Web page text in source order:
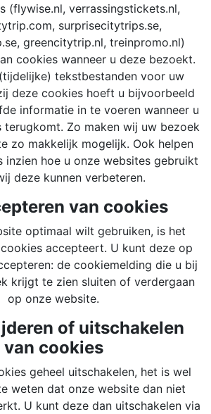
(flywise.nl, verrassingstickets.nl,
surprisecitytrips.se,
greencitytrip.nl, treinpromo.nl)
cookies wanneer u deze bezoekt.
tekstbestanden voor uw
deze cookies hoeft u bijvoorbeeld
informatie in te voeren wanneer u
terugkomt. Zo maken wij uw bezoek
zo makkelijk mogelijk. Ook helpen
inzien hoe u onze websites gebruikt
deze kunnen verbeteren.
van cookies
optimaal wilt gebruiken, is het
accepteert. U kunt deze op
de cookiemelding die u bij
krijgt te zien sluiten of verdergaan
op onze website.
of uitschakelen
van cookies
geheel uitschakelen, het is wel
weten dat onze website dan niet
U kunt deze dan uitschakelen via